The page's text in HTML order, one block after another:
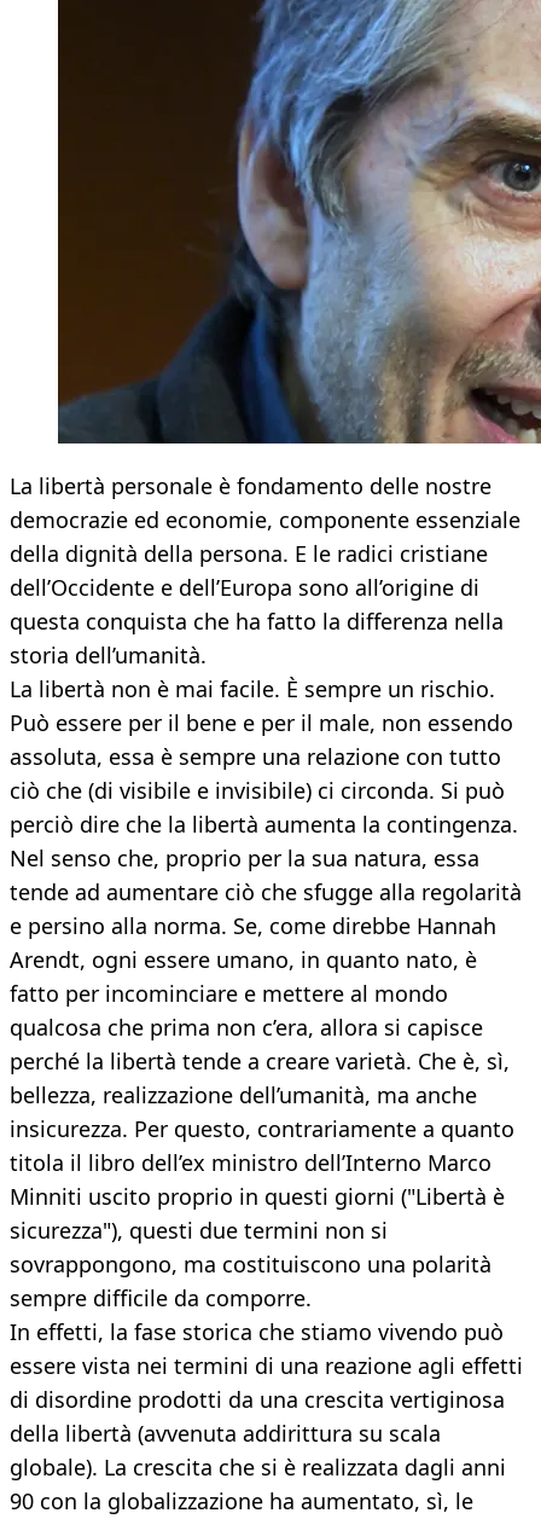
La libertà personale è fondamento delle nostre
democrazie ed economie, componente essenziale
della dignità della persona. E le radici cristiane
dell’Occidente e dell’Europa sono all’origine di
questa conquista che ha fatto la differenza nella
storia dell’umanità.
La libertà non è mai facile. È sempre un rischio.
Può essere per il bene e per il male, non essendo
assoluta, essa è sempre una relazione con tutto
ciò che (di visibile e invisibile) ci circonda. Si può
perciò dire che la libertà aumenta la contingenza.
Nel senso che, proprio per la sua natura, essa
tende ad aumentare ciò che sfugge alla regolarità
e persino alla norma. Se, come direbbe Hannah
Arendt, ogni essere umano, in quanto nato, è
fatto per incominciare e mettere al mondo
qualcosa che prima non c’era, allora si capisce
perché la libertà tende a creare varietà. Che è, sì,
bellezza, realizzazione dell’umanità, ma anche
insicurezza. Per questo, contrariamente a quanto
titola il libro dell’ex ministro dell’Interno Marco
Minniti uscito proprio in questi giorni ("Libertà è
sicurezza"), questi due termini non si
sovrappongono, ma costituiscono una polarità
sempre difficile da comporre.
In effetti, la fase storica che stiamo vivendo può
essere vista nei termini di una reazione agli effetti
di disordine prodotti da una crescita vertiginosa
della libertà (avvenuta addirittura su scala
globale). La crescita che si è realizzata dagli anni
90 con la globalizzazione ha aumentato, sì, le